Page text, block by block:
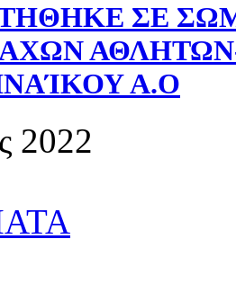
ΣΕ
Α.Ο
2022